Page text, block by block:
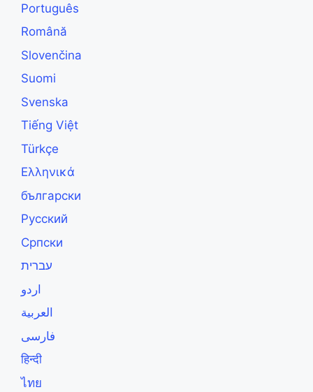
Português
Română
Slovenčina
Suomi
Svenska
Tiếng Việt
Türkçe
Ελληνικά
български
Русский
Српски
עברית
اردو
العربية
فارسی
हिन्दी
ไทย